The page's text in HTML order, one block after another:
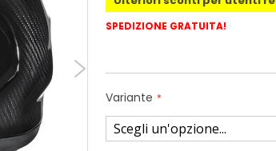
SPEDIZIONE GRATUITA!
Variante